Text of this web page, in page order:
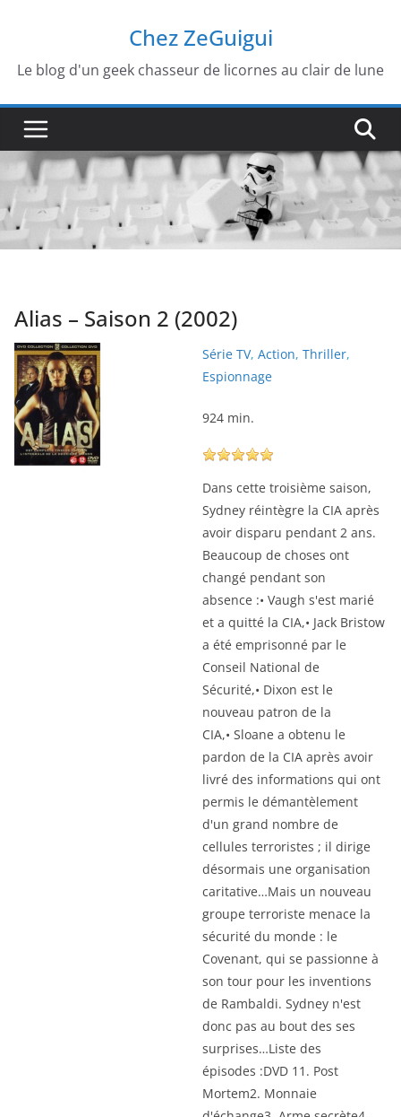
contenu
Chez ZeGuigui
Le blog d'un geek chasseur de licornes au clair de lune
Alias – Saison 2 (2002)
Série TV, Action, Thriller,
Espionnage
924 min.
Dans cette troisième saison,
Sydney réintègre la CIA après
avoir disparu pendant 2 ans.
Beaucoup de choses ont
changé pendant son
absence :• Vaugh s'est marié
et a quitté la CIA,• Jack Bristow
a été emprisonné par le
Conseil National de
Sécurité,• Dixon est le
nouveau patron de la
CIA,• Sloane a obtenu le
pardon de la CIA après avoir
livré des informations qui ont
permis le démantèlement
d'un grand nombre de
cellules terroristes ; il dirige
désormais une organisation
caritative…Mais un nouveau
groupe terroriste menace la
sécurité du monde : le
Covenant, qui se passionne à
son tour pour les inventions
de Rambaldi. Sydney n'est
donc pas au bout des ses
surprises…Liste des
épisodes :DVD 11. Post
Mortem2. Monnaie